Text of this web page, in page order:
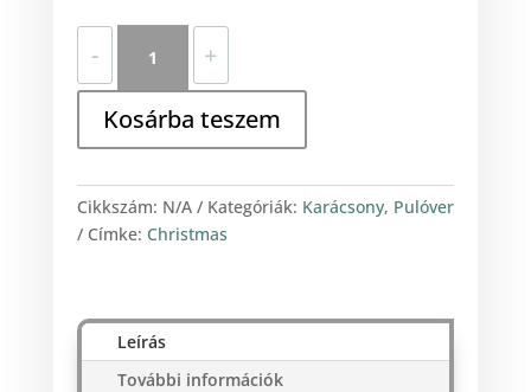
-
Claus
mennyiség
+
Kosárba teszem
Cikkszám: N/A Kategóriák: Karácsony, Pulóver
Címke: Christmas
Leírás
További információk